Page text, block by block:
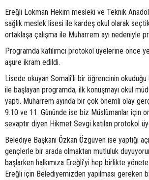
Ereğli Lokman Hekim mesleki ve Teknik
sağlık meslek lisesi ile kardeş okul olarak
ortaklaşa çalışma ile Muharrem ayı nedeniyle
Programda katılımcı protokol üyelerine önce
aşure ikram edildi.
Lisede okuyan Somali’li bir öğrencinin
ile başlayan programda, ilk konuşmayı okul
yaptı. Muharrem ayında bir çok önemli olay
9.10 ve 11. Gününde ise biz Müslümanlar için
sevaptır diyen Hikmet Sevgi katılan protokol
Belediye Başkanı Özkan Özgüven ise yaptığı
gençlerle bir arada olmaktan mutluluk
başlarken halkımıza Ereğli’yi hep birlikte
Ereğli için Belediyemizden yapılması gereken